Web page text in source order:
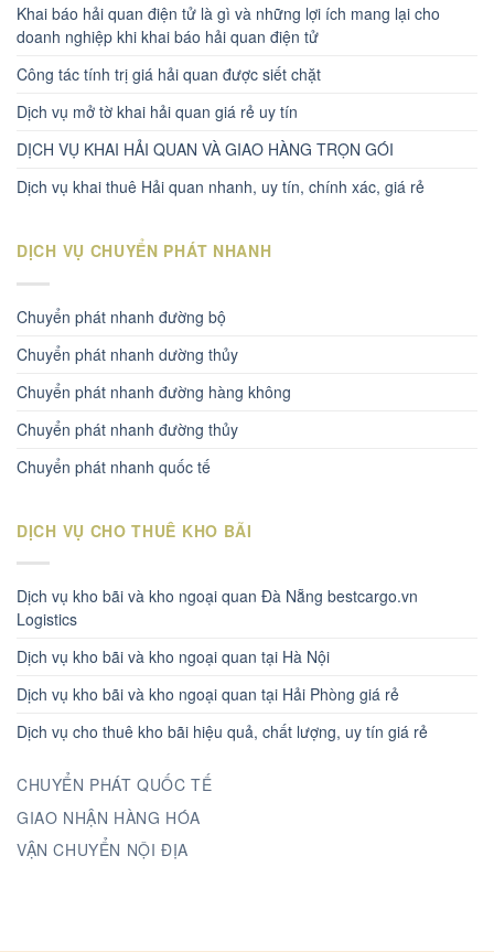
Khai báo hải quan điện tử là gì và những lợi ích mang lại cho
doanh nghiệp khi khai báo hải quan điện tử
Công tác tính trị giá hải quan được siết chặt
Dịch vụ mở tờ khai hải quan giá rẻ uy tín
DỊCH VỤ KHAI HẢI QUAN VÀ GIAO HÀNG TRỌN GÓI
Dịch vụ khai thuê Hải quan nhanh, uy tín, chính xác, giá rẻ
DỊCH VỤ CHUYỂN PHÁT NHANH
Chuyển phát nhanh đường bộ
Chuyển phát nhanh dường thủy
Chuyển phát nhanh đường hàng không
Chuyển phát nhanh đường thủy
Chuyển phát nhanh quốc tế
DỊCH VỤ CHO THUÊ KHO BÃI
Dịch vụ kho bãi và kho ngoại quan Đà Nẵng bestcargo.vn
Logistics
Dịch vụ kho bãi và kho ngoại quan tại Hà Nội
Dịch vụ kho bãi và kho ngoại quan tại Hải Phòng giá rẻ
Dịch vụ cho thuê kho bãi hiệu quả, chất lượng, uy tín giá rẻ
CHUYỂN PHÁT QUỐC TẾ
GIAO NHẬN HÀNG HÓA
VẬN CHUYỂN NỘI ĐỊA